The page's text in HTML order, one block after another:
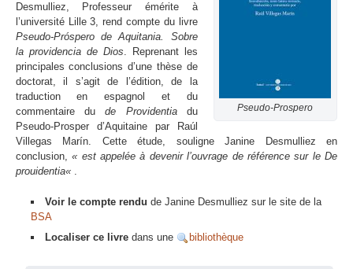
Pseudo-Prospero
Desmulliez, Professeur émérite à
l’université Lille 3, rend compte du livre
Pseudo-Próspero de Aquitania. Sobre
la providencia de Dios. Reprenant les
principales conclusions d’une thèse de
doctorat, il s’agit de l’édition, de la
traduction en espagnol et du
commentaire dude Providentiadu
Pseudo-Prosper d’Aquitaine par Raúl
Villegas Marín. Cette étude, souligne Janine Desmulliez en
conclusion,« est appelée à devenir l’ouvrage de référence sur leDe
prouidentia« .
Voir le compte rendu de Janine Desmulliez sur le site de la
BSA
Localiser ce livre dans une bibliothèque